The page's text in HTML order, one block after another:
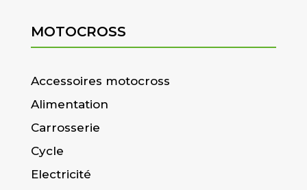
MOTOCROSS
Accessoires motocross
Alimentation
Carrosserie
Cycle
Electricité